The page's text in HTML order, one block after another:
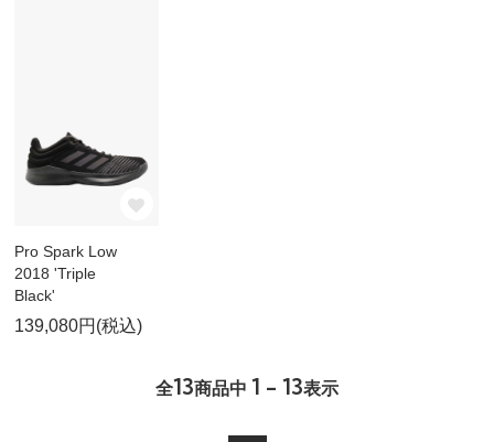
Pro Spark Low
2018 'Triple
Black'
139,080円(税込)
全13商品中 1 - 13表示